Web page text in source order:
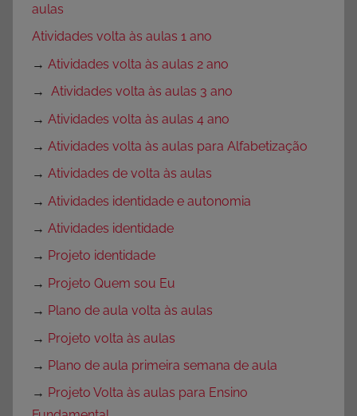
aulas
Atividades volta às aulas 1 ano
→ Atividades volta às aulas 2 ano
→ Atividades volta às aulas 3 ano
→ Atividades volta às aulas 4 ano
→ Atividades volta às aulas para Alfabetização
→ Atividades de volta às aulas
→ Atividades identidade e autonomia
→ Atividades identidade
→ Projeto identidade
→ Projeto Quem sou Eu
→ Plano de aula volta às aulas
→ Projeto volta às aulas
→ Plano de aula primeira semana de aula
→ Projeto Volta às aulas para Ensino